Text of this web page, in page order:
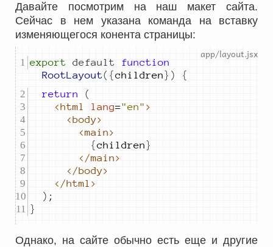
Давайте посмотрим на наш макет сайта.
Сейчас в нем указана команда на вставку
изменяющегося конента страницы:
export default
function
RootLayout({children})
{
return
(
<html
lang="en" >
<body>
<main>
{children}
</main>
</body>
</html>
) ;
}
Однако, на сайте обычно есть еще и другие